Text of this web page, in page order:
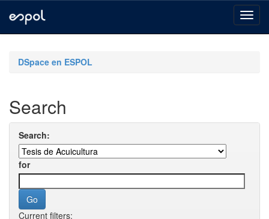
navigationDSpace en ESPOL
Search
Search:
for
Current filters: